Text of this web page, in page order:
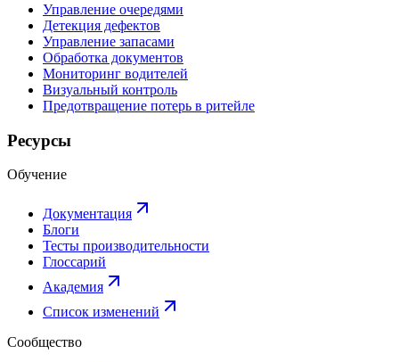
Управление очередями
Детекция дефектов
Управление запасами
Обработка документов
Мониторинг водителей
Визуальный контроль
Предотвращение потерь в ритейле
Ресурсы
Обучение
Документация
Блоги
Тесты производительности
Глоссарий
Академия
Список изменений
Сообщество